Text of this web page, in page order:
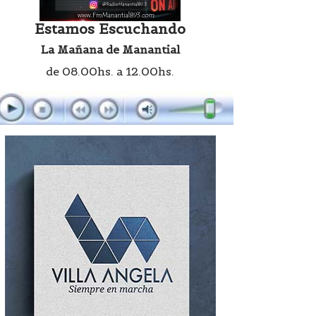
Estamos Escuchando
La Mañana de Manantial
de 08.00hs. a 12.00hs.